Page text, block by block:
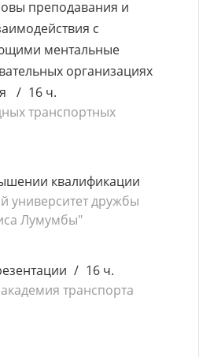
преподавания и
с
ментальные
организациях
16 ч.
транспортных
квалификации
университет дружбы
Лумумбы"
16 ч.
транспорта